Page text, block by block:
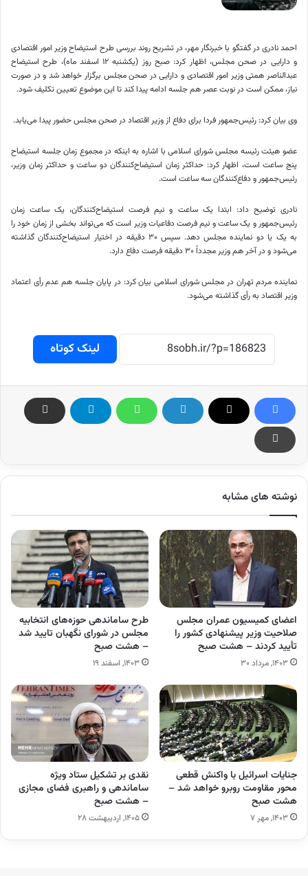
احمد نادری در گفتگو با خبرنگار مهر، در تشریح روند بررسی طرح استیضاح وزیر امور اقتصادی
و دارایی در صحن مجلس، اظهار کرد: صبح روز (یکشنبه ۱۲ اسفند ماه)، طرح استیضاح
عبدالناصر همتی وزیر امور اقتصادی و دارایی در صحن مجلس برگزار خواهد شد و در صورت
نیاز، ممکن است در نوبت عصر هم جلسه ادامه پیدا کند تا این موضوع تعیین تکلیف شود.
وی بیان کرد: رئیس‌جمهور فردا برای دفاع از وزیر اقتصاد در صحن مجلس حضور پیدا می‌یابد.
عضو هیئت رئیسه مجلس شورای اسلامی با اشاره به اینکه در مجموع زمان جلسه استیضاح
پنج ساعت است، اظهار کرد: حداکثر زمان استیضاح‌کنندگان دو ساعت و حداکثر زمان وزیر،
رئیس‌جمهور و دفاع‌کنندگان سه ساعت است.
نادری توضیح داد: ابتدا یک ساعت و نیم فرصت استیضاح‌کنندگان، یک ساعت زمان
رئیس‌جمهور و یک ساعت و نیم فرصت دفاعیات وزیر است که می‌تواند بخشی از زمان خود را
به یک یا دو نماینده مجلس دهد. سپس ۳۰ دقیقه در اختیار استیضاح‌کنندگان گذاشته
می‌شود و در آخر هم وزیر مجدداً ۳۰ دقیقه فرصت دفاع دارد.
نماینده مردم تهران در مجلس شورای اسلامی بیان کرد: در پایان جلسه هم عدم رأی اعتماد
وزیر اقتصاد به رأی گذاشته می‌شود.
لینک کوتاه
نوشته های مشابه
اعضای کمیسیون عمران مجلس
صلاحیت وزیر پیشنهادی کشور را
تأیید کردند – هشت صبح
۱۴۰۳, مرداد ۳۰
طرح ساماندهی حوزه‌های انتخابیه
مجلس در شورای نگهبان تایید شد
– هشت صبح
۱۴۰۳, اسفند ۱۹
جنایات اسرائیل با واکنش قطعی
محور مقاومت روبرو خواهد شد –
هشت صبح
۱۴۰۳, مهر ۷
نقدی بر تشکیل ستاد ویژه
ساماندهی و راهبری فضای مجازی
– هشت صبح
۱۴۰۵, اردیبهشت ۲۸